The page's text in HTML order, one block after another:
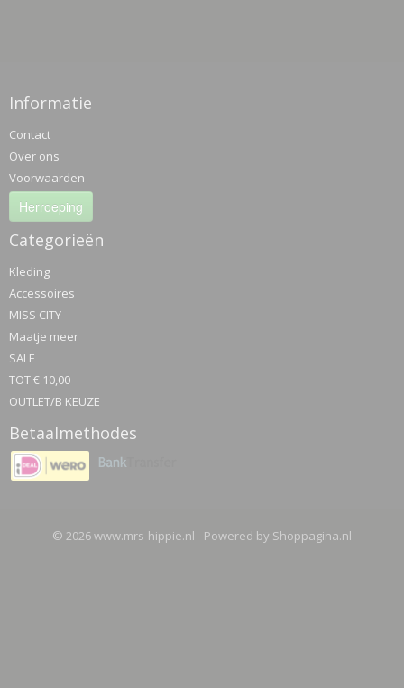
Informatie
Contact
Over ons
Voorwaarden
Herroeping
Categorieën
Kleding
Accessoires
MISS CITY
Maatje meer
SALE
TOT € 10,00
OUTLET/B KEUZE
Betaalmethodes
© 2026 www.mrs-hippie.nl - Powered by Shoppagina.nl